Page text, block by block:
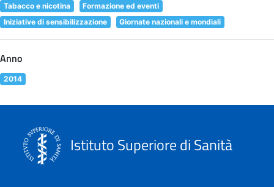
Tabacco e nicotina
Formazione ed eventi
Iniziative di sensibilizzazione
Giornate nazionali e mondiali
Anno
2014
Istituto Superiore di Sanità